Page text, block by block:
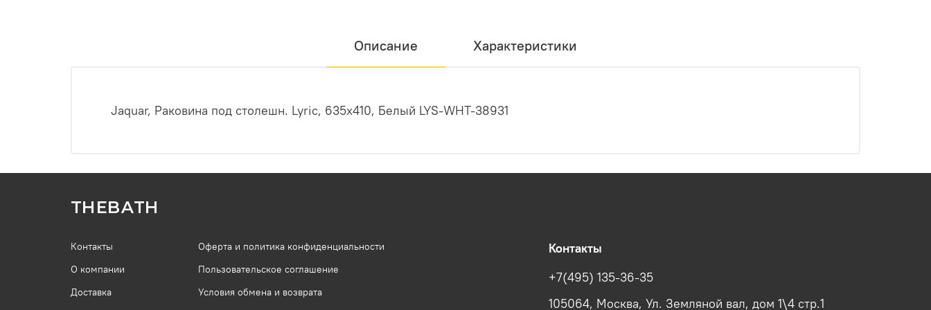
Описание Характеристики
Jaquar, Раковина под столешн. Lyric, 635х410, Белый LYS-WHT-38931
THEBATH
Контакты
О компании
Доставка
Оферта и политика конфиденциальности
Пользовательское соглашение
Условия обмена и возврата
Контакты
+7(495) 135-36-35
105064, Москва, Ул. Земляной вал, дом 1\4 стр.1